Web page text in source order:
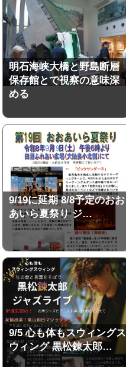
明石海峡大橋と野島断層
保存館とで視察の意味深
める
9/19に延期 8/8予定のおお
あいら夏祭り ジ…
9/5 心も体もスウィングス
ウィング 黒松錬太郎…